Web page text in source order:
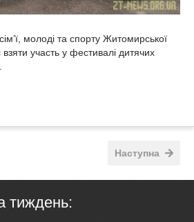
молоді та спорту Житомирської
участь у фестивалі дитячих
Наступна
тиждень: